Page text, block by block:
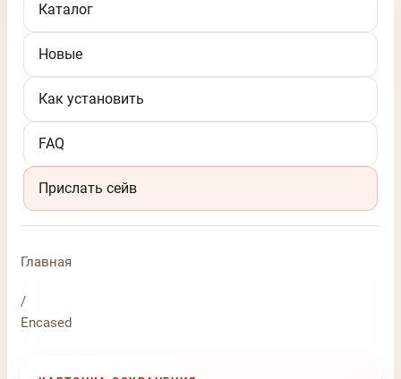
Каталог
Новые
Как установить
FAQ
Прислать сейв
Главная
/
Encased